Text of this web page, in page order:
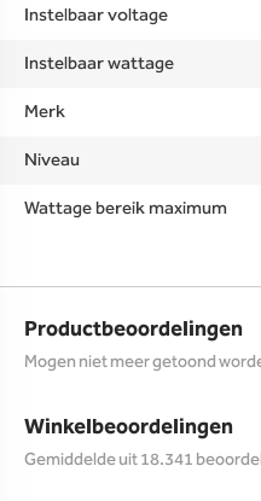
Instelbaar voltage
Instelbaar wattage
Merk
Niveau
Wattage bereik maximum
Productbeoordelingen
Mogen niet meer getoond
Winkelbeoordelingen
Gemiddelde uit 18.341